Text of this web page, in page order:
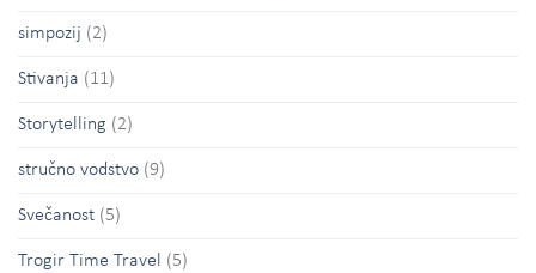
simpozij (2)
Stivanja (11)
Storytelling (2)
stručno vodstvo (9)
Svečanost (5)
Trogir Time Travel (5)